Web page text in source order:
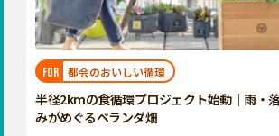
徳島 香川 愛媛 高知
九州・沖縄
福岡 佐賀 長崎
宮崎
鹿児島 沖縄
FOR 都会のおいしい循環
半径2kmの食循環プロジェクト始動｜雨・
みがめぐるベランダ畑